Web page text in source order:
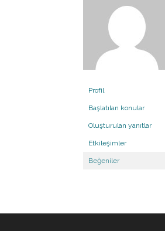
Profil
Başlatılan konular
Oluşturulan yanıtlar
Etkileşimler
Beğeniler